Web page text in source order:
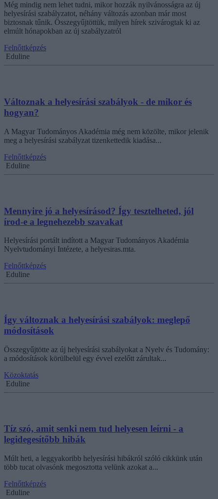
Még mindig nem lehet tudni, mikor hozzák nyilvánosságra az új
helyesírási szabályzatot, néhány változás azonban már most
biztosnak tűnik. Összegyűjtöttük, milyen hírek szivárogtak ki az
elmúlt hónapokban az új szabályzatról
Felnőttképzés
Eduline
Változnak a helyesírási szabályok - de mikor és
hogyan?
A Magyar Tudományos Akadémia még nem közölte, mikor jelenik
meg a helyesírási szabályzat tizenkettedik kiadása...
Felnőttképzés
Eduline
Mennyire jó a helyesírásod? Így tesztelheted, jól
írod-e a legnehezebb szavakat
Helyesírási portált indított a Magyar Tudományos Akadémia
Nyelvtudományi Intézete, a helyesiras.mta.
Felnőttképzés
Eduline
Így változnak a helyesírási szabályok: meglepő
módosítások
Összegyűjtötte az új helyesírási szabályokat a Nyelv és Tudomány:
a módosítások körülbelül egy évvel ezelőtt zárultak...
Közoktatás
Eduline
Tíz szó, amit senki nem tud helyesen leírni - a
legidegesítőbb hibák
Múlt heti, a leggyakoribb helyesírási hibákról szóló cikkünk után
több tucat olvasónk megosztotta velünk azokat a...
Felnőttképzés
Eduline